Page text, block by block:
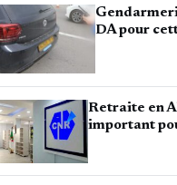
DA pour
Retraite en
important